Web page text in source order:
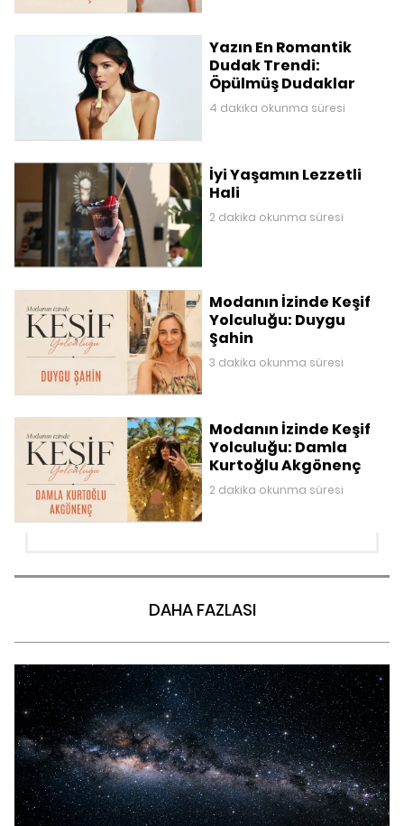
Yazın En Romantik
Dudak Trendi:
Öpülmüş Dudaklar
4 dakika okunma süresi
İyi Yaşamın Lezzetli
Hali
2 dakika okunma süresi
Modanın İzinde Keşif
Yolculuğu: Duygu
Şahin
3 dakika okunma süresi
Modanın İzinde Keşif
Yolculuğu: Damla
Kurtoğlu Akgönenç
2 dakika okunma süresi
DAHA FAZLASI